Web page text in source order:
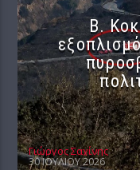
Β.
Γιώργος Σαχίνης
30 ΙΟΥΛΊΟΥ 2026